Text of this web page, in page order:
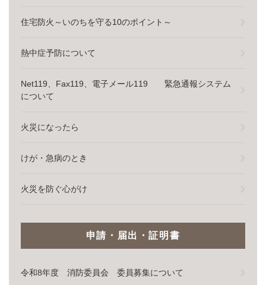
住宅防火～いのちを守る10のポイント～
熱中症予防について
Net119、Fax119、電子メール119 緊急通報システム
について
火災になったら
けが・急病のとき
火災を防ぐ心がけ
申請・届出・証明書
令和8年度 消防委員会 委員募集について